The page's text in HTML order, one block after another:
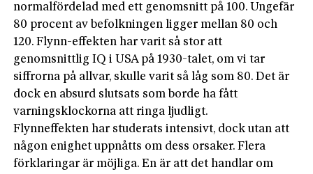
normalfördelad med ett genomsnitt på 100. Ungefär
80 procent av befolkningen ligger mellan 80 och
120. Flynn-effekten har varit så stor att
genomsnittlig IQ i USA på 1930-talet, om vi tar
siffrorna på allvar, skulle varit så låg som 80. Det är
dock en absurd slutsats som borde ha fått
varningsklockorna att ringa ljudligt.
Flynneffekten har studerats intensivt, dock utan att
någon enighet uppnåtts om dess orsaker. Flera
förklaringar är möjliga. En är att det handlar om